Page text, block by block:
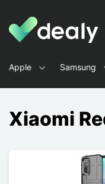
Dealy -
Apple Samsung
Xiaomi